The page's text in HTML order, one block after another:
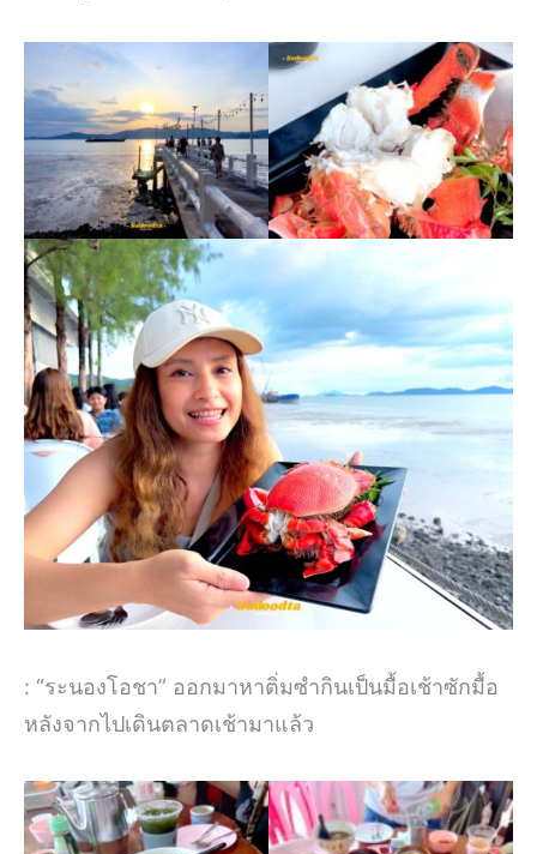
: “ระนองโอชา” ออกมาหาติ่มซำกินเป็นมื้อเช้าซักมื้อ
หลังจากไปเดินตลาดเช้ามาแล้ว